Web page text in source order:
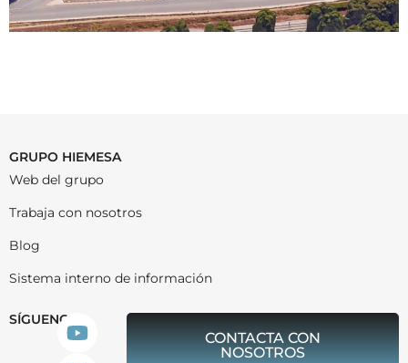
GRUPO HIEMESA
Web del grupo
Trabaja con nosotros
Blog
Sistema interno de información
SÍGUENOS
CONTACTA CON
NOSOTROS